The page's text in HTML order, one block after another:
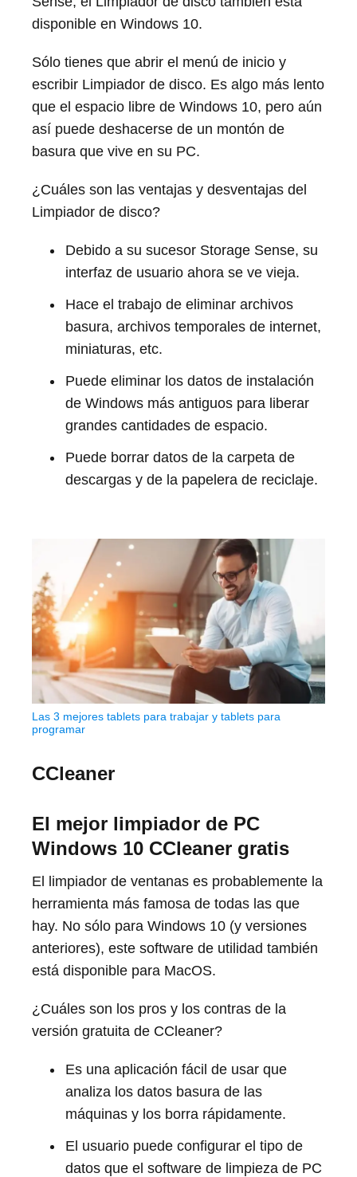
disponible en Windows 10.
Sólo tienes que abrir el menú de inicio y
escribir Limpiador de disco. Es algo más lento
que el espacio libre de Windows 10, pero aún
así puede deshacerse de un montón de
basura que vive en su PC.
¿Cuáles son las ventajas y desventajas del
Limpiador de disco?
Debido a su sucesor Storage Sense, su
interfaz de usuario ahora se ve vieja.
Hace el trabajo de eliminar archivos
basura, archivos temporales de internet,
miniaturas, etc.
Puede eliminar los datos de instalación
de Windows más antiguos para liberar
grandes cantidades de espacio.
Puede borrar datos de la carpeta de
descargas y de la papelera de reciclaje.
Las 3 mejores tablets para trabajar y tablets para
programar
CCleaner
El mejor limpiador de PC
Windows 10 CCleaner gratis
El limpiador de ventanas es probablemente la
herramienta más famosa de todas las que
hay. No sólo para Windows 10 (y versiones
anteriores), este software de utilidad también
está disponible para MacOS.
¿Cuáles son los pros y los contras de la
versión gratuita de CCleaner?
Es una aplicación fácil de usar que
analiza los datos basura de las
máquinas y los borra rápidamente.
El usuario puede configurar el tipo de
datos que el software de limpieza de PC